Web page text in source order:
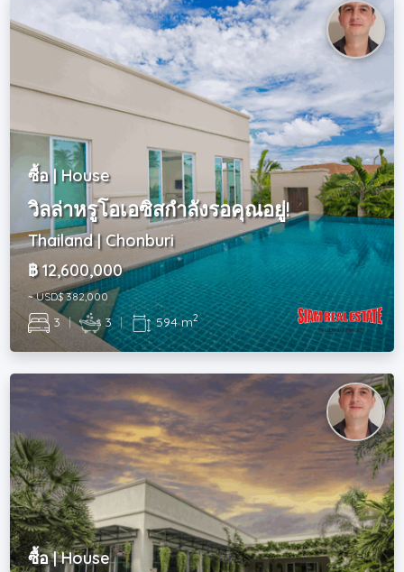
ซื้อ | House
วิลล่าหรูโอเอซิสกำลังรอคุณอยู่!
Thailand | Chonburi
฿ 12,600,000
~ USD$ 382,000
3 | 3 | 594 m2
ซื้อ | House